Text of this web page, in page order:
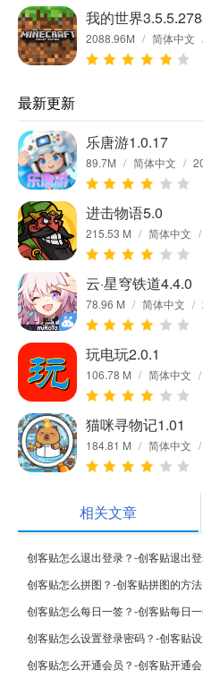
我的世界
2088.96M / 简体中文
最新更新
乐唐游1.0.17
89.7M / 简体中文 /
进击物语5.0
215.53 M / 简体中文 /
云·星穹铁道4.4.0
78.96 M / 简体中文 /
玩电玩2.0.1
106.78 M / 简体中文 /
猫咪寻物记1.01
184.81 M / 简体中文 /
相关文章
创客贴怎么退出登录？-创客贴退出
创客贴怎么拼图？-创客贴拼图的方法
创客贴怎么每日一签？-创客贴每日
创客贴怎么设置登录密码？-创客贴
创客贴怎么开通会员？-创客贴开通